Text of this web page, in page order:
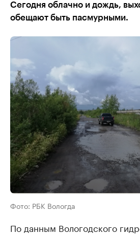
Сегодня облачно и дождь,
обещают быть пасмурными.
Фото: РБК Вологда
По данным Вологодского